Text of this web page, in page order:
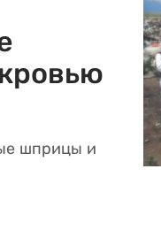
шприцы и